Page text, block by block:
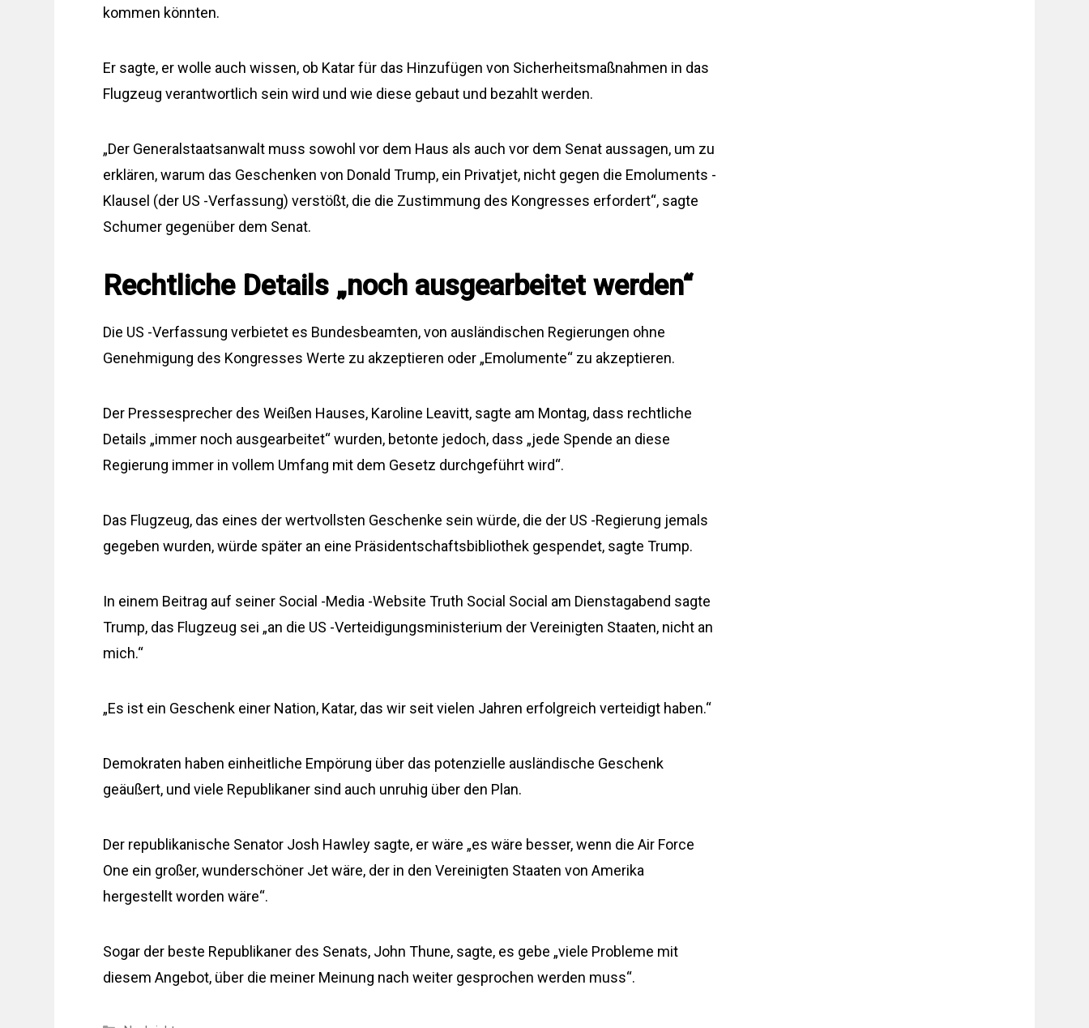
kommen könnten.
Er sagte, er wolle auch wissen, ob Katar für das Hinzufügen von Sicherheitsmaßnahmen in das
Flugzeug verantwortlich sein wird und wie diese gebaut und bezahlt werden.
„Der Generalstaatsanwalt muss sowohl vor dem Haus als auch vor dem Senat aussagen, um zu
erklären, warum das Geschenken von Donald Trump, ein Privatjet, nicht gegen die Emoluments -
Klausel (der US -Verfassung) verstößt, die die Zustimmung des Kongresses erfordert“, sagte
Schumer gegenüber dem Senat.
Rechtliche Details „noch ausgearbeitet werden“
Die US -Verfassung verbietet es Bundesbeamten, von ausländischen Regierungen ohne
Genehmigung des Kongresses Werte zu akzeptieren oder „Emolumente“ zu akzeptieren.
Der Pressesprecher des Weißen Hauses, Karoline Leavitt, sagte am Montag, dass rechtliche
Details „immer noch ausgearbeitet“ wurden, betonte jedoch, dass „jede Spende an diese
Regierung immer in vollem Umfang mit dem Gesetz durchgeführt wird“.
Das Flugzeug, das eines der wertvollsten Geschenke sein würde, die der US -Regierung jemals
gegeben wurden, würde später an eine Präsidentschaftsbibliothek gespendet, sagte Trump.
In einem Beitrag auf seiner Social -Media -Website Truth Social Social am Dienstagabend sagte
Trump, das Flugzeug sei „an die US -Verteidigungsministerium der Vereinigten Staaten, nicht an
mich.“
„Es ist ein Geschenk einer Nation, Katar, das wir seit vielen Jahren erfolgreich verteidigt haben.“
Demokraten haben einheitliche Empörung über das potenzielle ausländische Geschenk
geäußert, und viele Republikaner sind auch unruhig über den Plan.
Der republikanische Senator Josh Hawley sagte, er wäre „es wäre besser, wenn die Air Force
One ein großer, wunderschöner Jet wäre, der in den Vereinigten Staaten von Amerika
hergestellt worden wäre“.
Sogar der beste Republikaner des Senats, John Thune, sagte, es gebe „viele Probleme mit
diesem Angebot, über die meiner Meinung nach weiter gesprochen werden muss“.